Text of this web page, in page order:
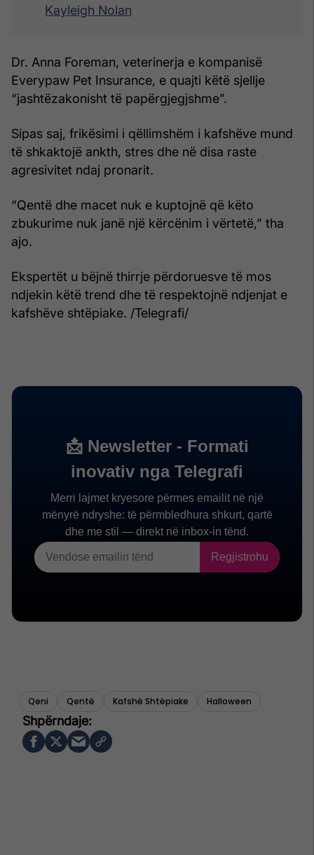
Kayleigh Nolan
Dr. Anna Foreman, veterinerja e kompanisë
Everypaw Pet Insurance, e quajti këtë sjellje
“jashtëzakonisht të papërgjegjshme”.
Sipas saj, frikësimi i qëllimshëm i kafshëve mund
të shkaktojë ankth, stres dhe në disa raste
agresivitet ndaj pronarit.
“Qentë dhe macet nuk e kuptojnë që këto
zbukurime nuk janë një kërcënim i vërtetë,” tha
ajo.
Ekspertët u bëjnë thirrje përdoruesve të mos
ndjekin këtë trend dhe të respektojnë ndjenjat e
kafshëve shtëpiake. /Telegrafi/
Qeni Qentë Kafshë Shtëpiake Halloween